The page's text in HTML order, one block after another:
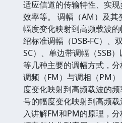
适应信道的传输特性、实
效率等。 调幅（AM）及
幅度变化映射到高频载波
绍标准调幅（DSB-FC）、
SC）、单边带调幅（SSB）
等几种主要的调幅方式，分
调频（FM）与调相（PM
度变化映射到高频载波的
号的幅度变化映射到高频
入讲解FM和PM的原理，